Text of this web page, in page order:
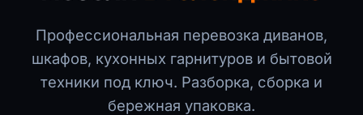
Профессиональная перевозка диванов,
шкафов, кухонных гарнитуров и бытовой
техники под ключ. Разборка, сборка и
бережная упаковка.